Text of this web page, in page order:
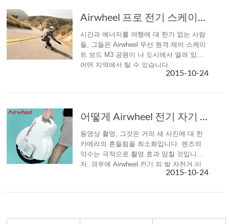
Airwheel 프로 전기 스케이트 보드 완전 한 M3 출시 압력 하는 데 도움이
시간과 에너지를 여행에 대 한가 없는 사람
들, 그들은 Airwheel 무선 원격 제어 스케이
트 보드 M3 공원이 나 도시에서 열려 있는
어떤 지역에서 탈 수 있습니다.
2015-10-24
어떻게 Airwheel 전기 자기 균형 스쿠터 비디오 촬영에 관련 되 고 수?
동영상 촬영, 그것은 거의 새 사진에 대 한
카메라의 흔들림을 최소화입니다. 렌즈의
악수는 극적으로 촬영 효과 망칠 것입니다.
자, 경우에 Airwheel 전기 외 발 자전거,이
2015-10-24